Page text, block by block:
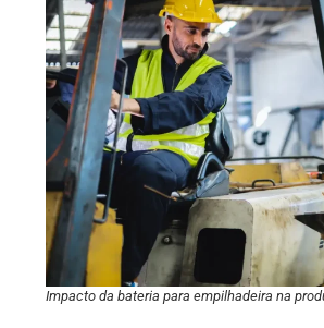
Impacto da bateria para empilhadeira na